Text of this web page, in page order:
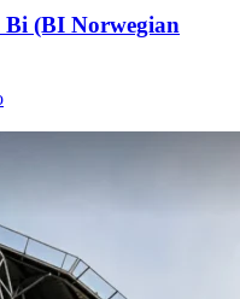
(BI Norwegian